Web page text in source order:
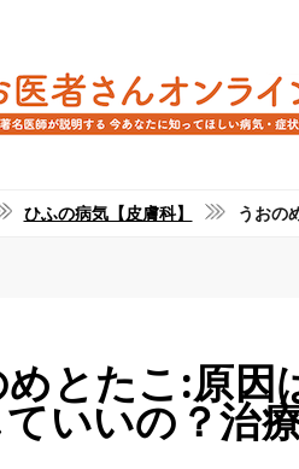
ひふの病気【皮膚科】 うおの
めとたこ:原因
いいの？治